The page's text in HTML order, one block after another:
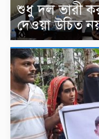
শুধু দল ভারী
দেওয়া উচিত